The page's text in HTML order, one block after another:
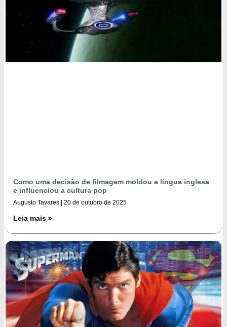
Como uma decisão de filmagem moldou a língua inglesa
e influenciou a cultura pop
Augusto Tavares 20 de outubro de 2025
Leia mais »